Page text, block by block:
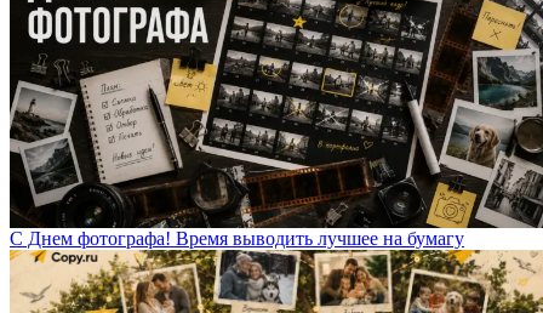
С Днем фотографа! Время выводить лучшее на бумагу